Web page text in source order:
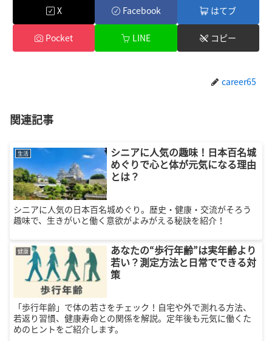
X Facebook はてブ
Pocket LINE コピー
career65
関連記事
生活
シニアに人気の趣味！日本百名城
めぐりで心と体が元気になる理由
とは？
シニアに人気の日本百名城めぐり。歴史・健康・交流がそろう
趣味で、生きがいと働く意欲がよみがえる秘訣を紹介！
健康
あなたの“歩行年齢”は実年齢より
若い？測定方法と日常でできる対
策
「歩行年齢」で体の若さをチェック！自宅や外で測れる方法、
若返り習慣、健康寿命との関係を解説。定年後も元気に働くた
めのヒントをご紹介します。